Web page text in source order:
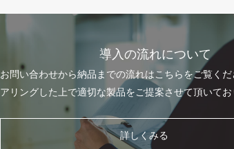
導入の流れについて
お問い合わせから納品までの流れはこちらをご覧く
アリングした上で適切な製品をご提案させて頂いてお
詳しくみる